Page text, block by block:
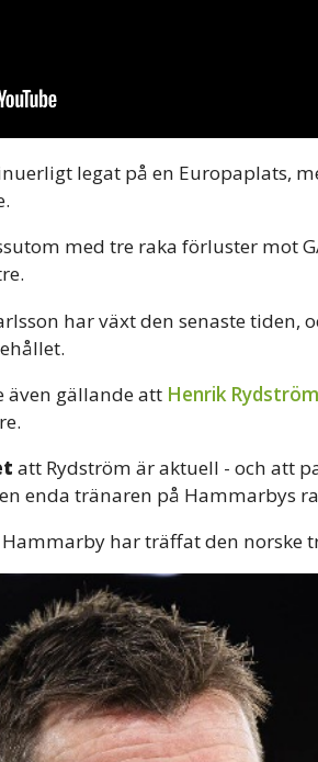
legat på en Europaplats,
med tre raka förluster mot
har växt den senaste tiden,
gällande att Henrik Rydström
att Rydström är aktuell - och att
enda tränaren på Hammarbys
har träffat den norske